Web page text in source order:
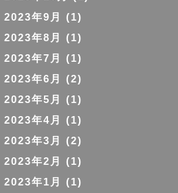
2023年9月
(1)
2023年8月
(1)
2023年7月
(1)
2023年6月
(2)
2023年5月
(1)
2023年4月
(1)
2023年3月
(2)
2023年2月
(1)
2023年1月
(1)